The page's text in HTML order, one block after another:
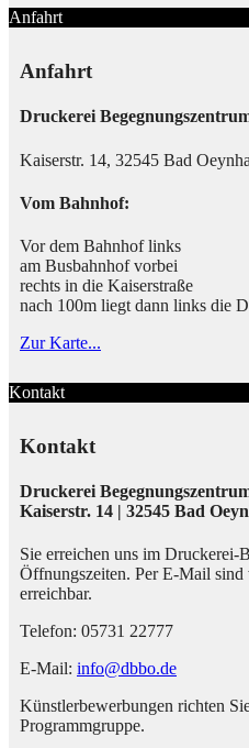
Anfahrt
Anfahrt
Druckerei
Kaiserstr. 14, 32545 Bad
Vom Bahnhof:
Vor dem Bahnhof links
am Busbahnhof vorbei
rechts in die Kaiserstraße
nach 100m liegt dann links die
Zur Karte...
Kontakt
Kontakt
Druckerei
Kaiserstr. 14 | 32545 Bad
Sie erreichen uns im Druckerei-
Öffnungszeiten. Per E-Mail
erreichbar.
Telefon: 05731 22777
E-Mail: info@dbbo.de
Künstlerbewerbungen richten
Programmgruppe.